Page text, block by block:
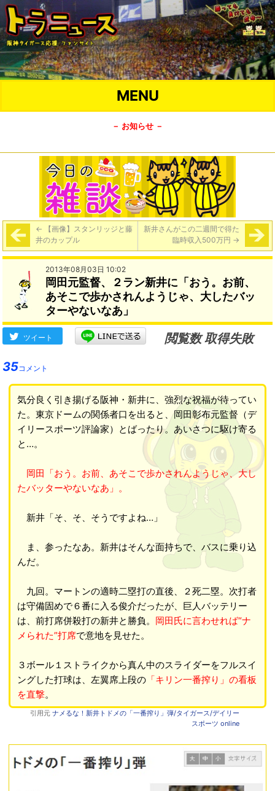
MENU
－ お知らせ －
← 【画像】スタンリッジと藤
井のカップル
新井さんがこの二週間で得た
臨時収入500万円 →
2013年08月03日 10:02
岡田元監督、２ラン新井に「おう。お前、
あそこで歩かされんようじゃ、大したバッ
ターやないなあ」
ツイート
閲覧数 取得失敗
35コメント
気分良く引き揚げる阪神・新井に、強烈な祝福が待ってい
た。東京ドームの関係者口を出ると、岡田彰布元監督（デ
イリースポーツ評論家）とばったり。あいさつに駆け寄る
と…。
岡田「おう。お前、あそこで歩かされんようじゃ、大し
たバッターやないなあ」。
新井「そ、そ、そうですよね…」
ま、参ったなあ。新井はそんな面持ちで、バスに乗り込
んだ。
九回。マートンの適時二塁打の直後、２死二塁。次打者
は守備固めで６番に入る俊介だったが、巨人バッテリー
は、前打席併殺打の新井と勝負。 岡田氏に言わせれば“ナ
メられた”打席で意地を見せた。
３ボール１ストライクから真ん中のスライダーをフルスイ
ングした打球は、左翼席上段の「キリン一番搾り」の看板
を直撃。
引用元 ナメるな！新井トドメの「一番搾り」弾/タイガース/デイリー
スポーツ online